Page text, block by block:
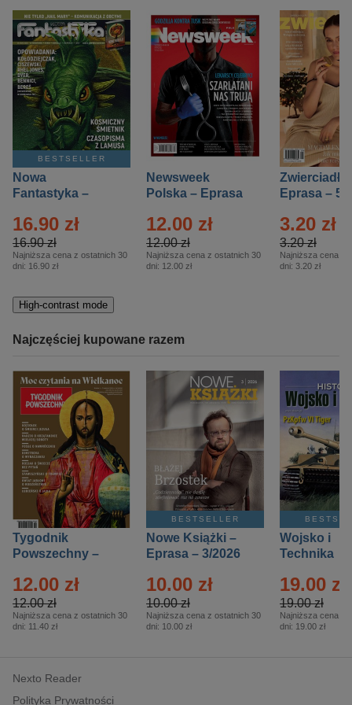
BESTSELLER
Nowa
Fantastyka –
16.90 zł
16.90 zł
Najniższa cena z ostatnich 30
dni: 16.90 zł
Newsweek
Polska – Eprasa
12.00 zł
12.00 zł
Najniższa cena z ostatnich 30
dni: 12.00 zł
Zwierciadło
Eprasa – 5/
3.20 zł
3.20 zł
Najniższa cena z
dni: 3.20 zł
High-contrast mode
Najczęściej kupowane razem
Tygodnik
Powszechny –
12.00 zł
12.00 zł
Najniższa cena z ostatnich 30
dni: 11.40 zł
BESTSELLER
Nowe Książki –
Eprasa – 3/2026
10.00 zł
10.00 zł
Najniższa cena z ostatnich 30
dni: 10.00 zł
Wojsko i
Technika
– 2/2026
19.00 zł
19.00 zł
Najniższa cena z
dni: 19.00 zł
Nexto Reader
Polityka Prywatności